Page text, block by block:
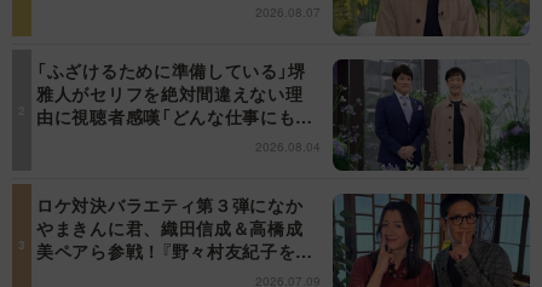
2026.08.07
「ふざけるために準備している」堺
雅人がセリフを絶対間違えない理
由に視聴者感嘆「どんな仕事にも当
てはまる」【日曜日の初耳学】2026.08.04
ロケ対決バラエティ第３弾になか
やまきんに君、織田信成＆高橋成
美ペアら参戦！『野々村友紀子を黙
らせろ！』１２日（日）昼に放送！
2026.07.09